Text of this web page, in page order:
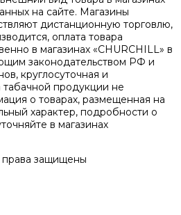
на сайте. Магазины
дистанционную торговлю,
оплата товара
в магазинах «CHURCHILL» в
законодательством РФ и
круглосуточная и
продукции не
о товарах, размещенная на
характер, подробности о
в магазинах
защищены